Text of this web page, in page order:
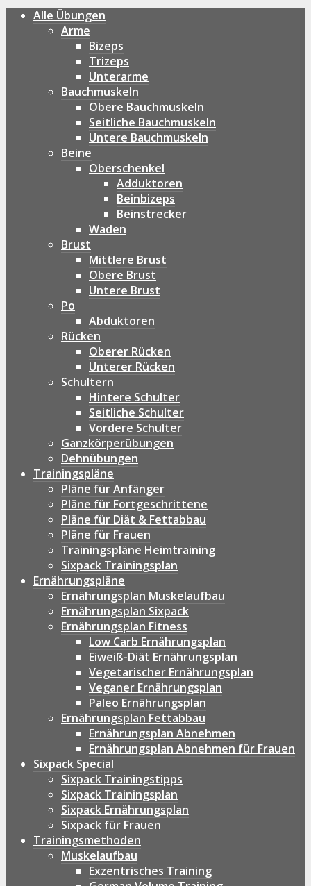
Alle Übungen
Arme
Bizeps
Trizeps
Unterarme
Bauchmuskeln
Obere Bauchmuskeln
Seitliche Bauchmuskeln
Untere Bauchmuskeln
Beine
Oberschenkel
Adduktoren
Beinbizeps
Beinstrecker
Waden
Brust
Mittlere Brust
Obere Brust
Untere Brust
Po
Abduktoren
Rücken
Oberer Rücken
Unterer Rücken
Schultern
Hintere Schulter
Seitliche Schulter
Vordere Schulter
Ganzkörperübungen
Dehnübungen
Trainingspläne
Pläne für Anfänger
Pläne für Fortgeschrittene
Pläne für Diät & Fettabbau
Pläne für Frauen
Trainingspläne Heimtraining
Sixpack Trainingsplan
Ernährungspläne
Ernährungsplan Muskelaufbau
Ernährungsplan Sixpack
Ernährungsplan Fitness
Low Carb Ernährungsplan
Eiweiß-Diät Ernährungsplan
Vegetarischer Ernährungsplan
Veganer Ernährungsplan
Paleo Ernährungsplan
Ernährungsplan Fettabbau
Ernährungsplan Abnehmen
Ernährungsplan Abnehmen für Frauen
Sixpack Special
Sixpack Trainingstipps
Sixpack Trainingsplan
Sixpack Ernährungsplan
Sixpack für Frauen
Trainingsmethoden
Muskelaufbau
Exzentrisches Training